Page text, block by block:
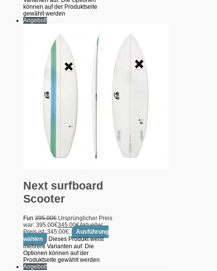
können auf der Produktseite
gewählt werden
Angebot!
Next surfboard
Scooter
Fun 395.00€ Ursprünglicher Preis
war: 395.00€345.00€Aktueller
Preis ist: 345.00€.
Ausführung
wählen
Dieses Produkt weist
mehrere Varianten auf. Die
Optionen können auf der
Produktseite gewählt werden
Angebot!